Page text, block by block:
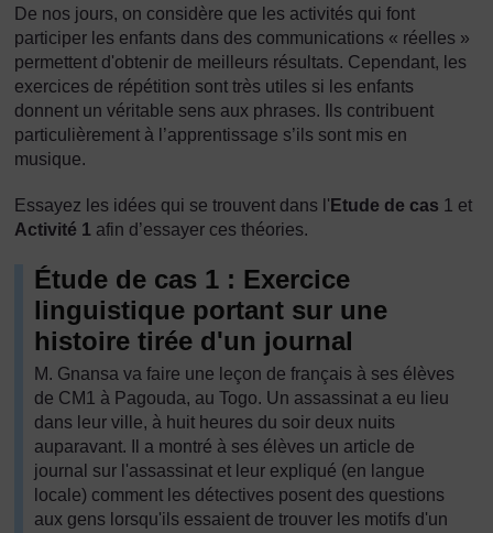
De nos jours, on considère que les activités qui font
participer les enfants dans des communications « réelles »
permettent d'obtenir de meilleurs résultats. Cependant, les
exercices de répétition sont très utiles si les enfants
donnent un véritable sens aux phrases. Ils contribuent
particulièrement à l’apprentissage s’ils sont mis en
musique.
Essayez les idées qui se trouvent dans l' Etude de cas 1 et
Activité 1 afin d’essayer ces théories.
Étude de cas 1 : Exercice
linguistique portant sur une
histoire tirée d'un journal
M. Gnansa va faire une leçon de français à ses élèves
de CM1 à Pagouda, au Togo. Un assassinat a eu lieu
dans leur ville, à huit heures du soir deux nuits
auparavant. Il a montré à ses élèves un article de
journal sur l'assassinat et leur expliqué (en langue
locale) comment les détectives posent des questions
aux gens lorsqu'ils essaient de trouver les motifs d'un